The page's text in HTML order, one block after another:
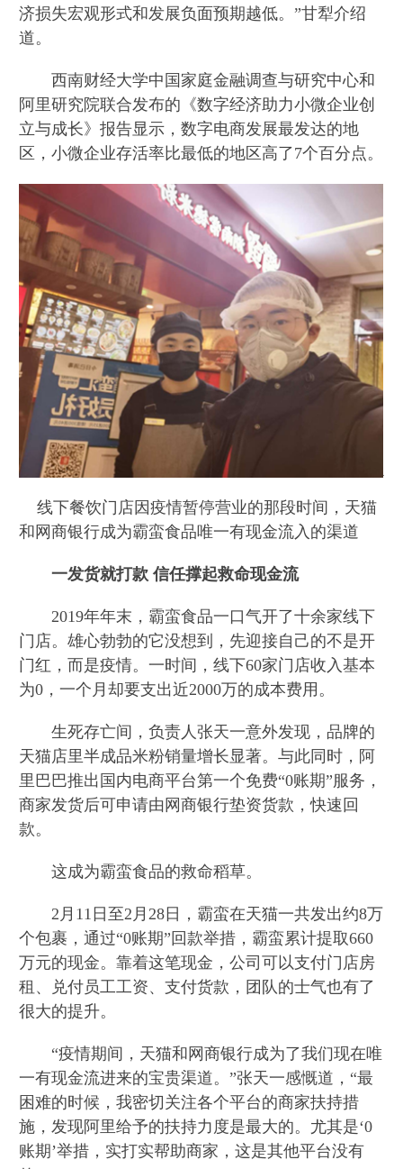
济损失宏观形式和发展负面预期越低。”甘犁介绍
道。
西南财经大学中国家庭金融调查与研究中心和
阿里研究院联合发布的《数字经济助力小微企业创
立与成长》报告显示，数字电商发展最发达的地
区，小微企业存活率比最低的地区高了7个百分点。
线下餐饮门店因疫情暂停营业的那段时间，天猫
和网商银行成为霸蛮食品唯一有现金流入的渠道
一发货就打款 信任撑起救命现金流
2019年年末，霸蛮食品一口气开了十余家线下
门店。雄心勃勃的它没想到，先迎接自己的不是开
门红，而是疫情。一时间，线下60家门店收入基本
为0，一个月却要支出近2000万的成本费用。
生死存亡间，负责人张天一意外发现，品牌的
天猫店里半成品米粉销量增长显著。与此同时，阿
里巴巴推出国内电商平台第一个免费“0账期”服务，
商家发货后可申请由网商银行垫资货款，快速回
款。
这成为霸蛮食品的救命稻草。
2月11日至2月28日，霸蛮在天猫一共发出约8万
个包裹，通过“0账期”回款举措，霸蛮累计提取660
万元的现金。靠着这笔现金，公司可以支付门店房
租、兑付员工工资、支付货款，团队的士气也有了
很大的提升。
“疫情期间，天猫和网商银行成为了我们现在唯
一有现金流进来的宝贵渠道。”张天一感慨道，“最
困难的时候，我密切关注各个平台的商家扶持措
施，发现阿里给予的扶持力度是最大的。尤其是‘0
账期’举措，实打实帮助商家，这是其他平台没有